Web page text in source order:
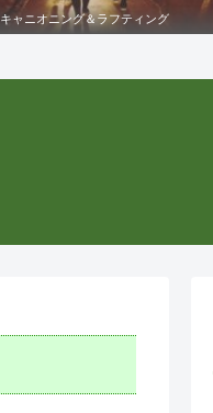
キャニオニング＆ラフティング